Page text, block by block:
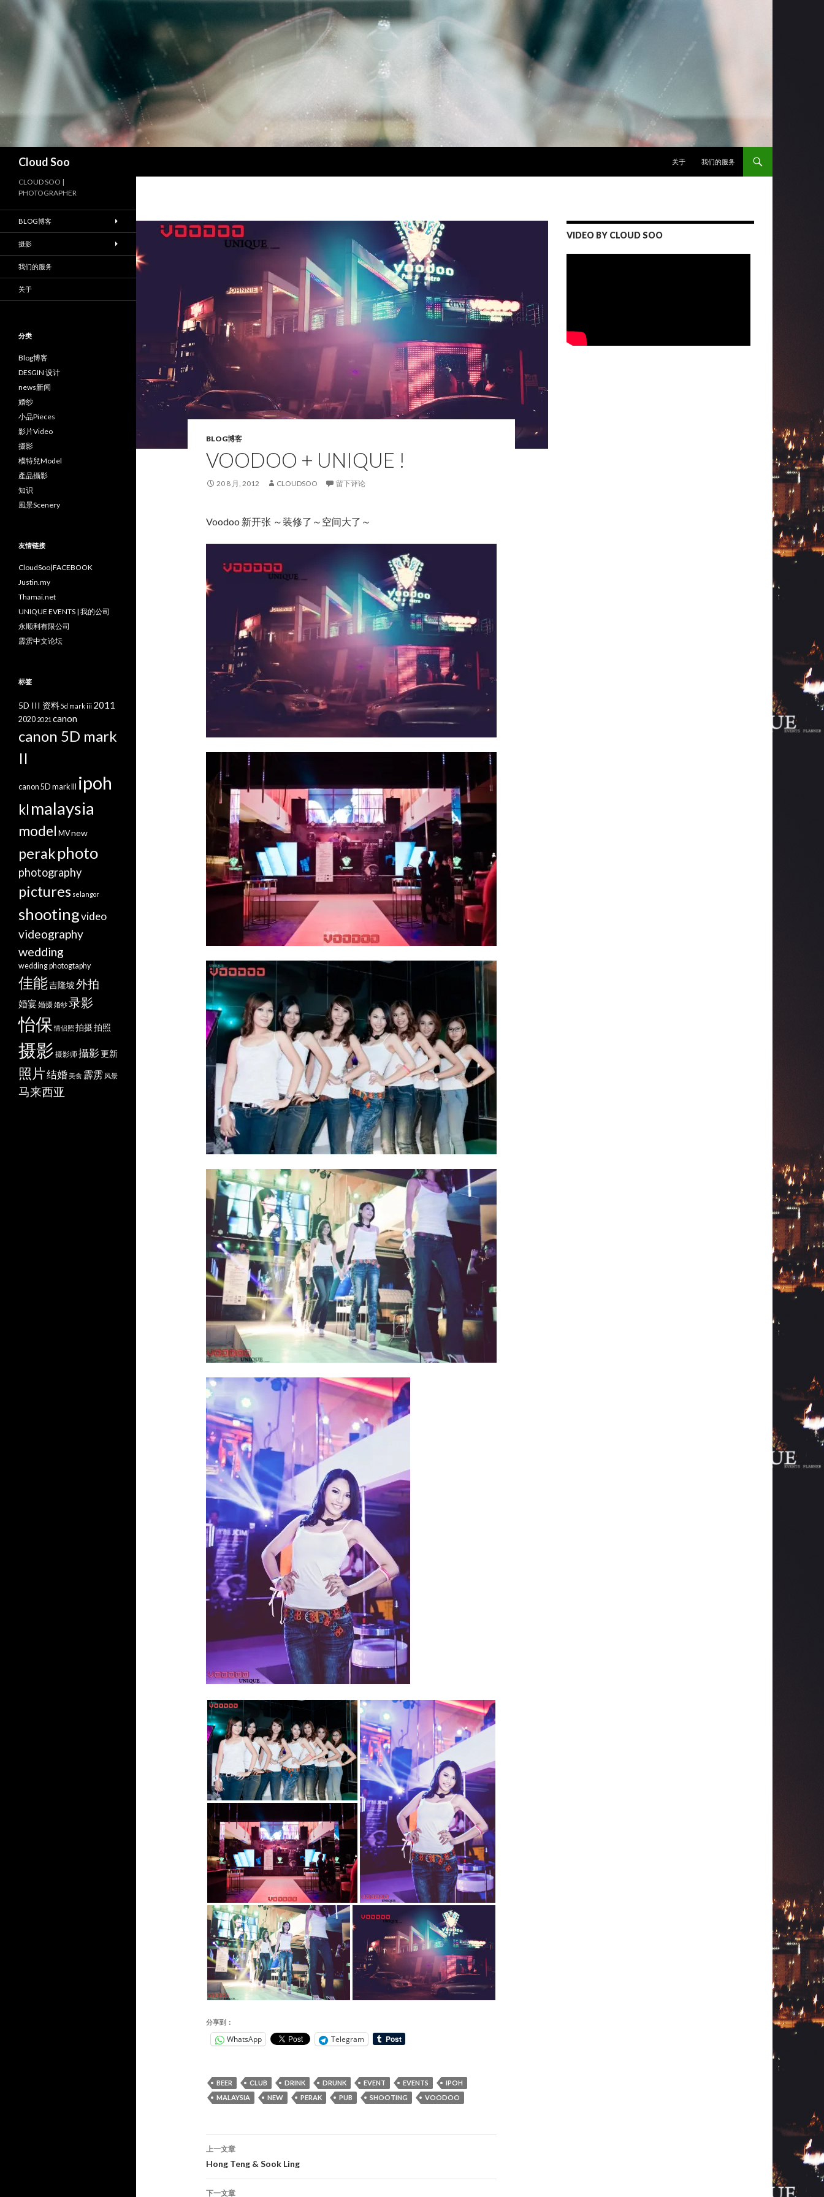
Cloud Soo
关于
我们的服务
BLOG博客
VOODOO + UNIQUE !
20 8 月, 2012 CLOUDSOO 留下评论
Voodoo 新开张 ～装修了～空间大了～
分享到：
WhatsApp Telegram
BEER CLUB DRINK DRUNK EVENT EVENTS
IPOH
MALAYSIA
NEW PERAK PUB SHOOTING VOODOO
文
章
导
上一文章
Hong Teng & Sook Ling
下一文章
VIDEO BY CLOUD SOO
CLOUD SOO |
PHOTOGRAPHER
BLOG博客
摄影
我们的服务
关于
分类
Blog博客
DESGIN 设计
news新闻
婚纱
小品Pieces
影片Video
摄影
模特兒Model
產品攝影
知识
風景Scenery
友情链接
CloudSoo|FACEBOOK
Justin.my
Thamai.net
UNIQUE EVENTS | 我的公司
永顺利有限公司
霹雳中文论坛
标签
5D III 资料5d mark iii 2011
2020 2021 canon
canon 5D mark
II
canon 5D mark III ipoh
kl malaysia
model MVnew
perakphoto
photography
pictures selangor
shootingvideo
videography
wedding
wedding photogtaphy
佳能吉隆坡外拍
婚宴婚摄婚纱录影
怡保 情侣照 拍摄拍照
摄影 摄影师攝影更新
照片结婚美食 霹雳 风景
马来西亚